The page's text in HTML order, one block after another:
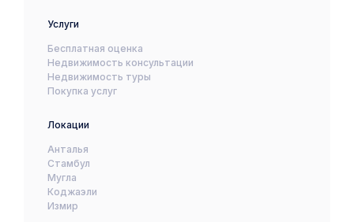
Услуги
Бесплатная оценка
Недвижимость консультации
Недвижимость туры
Покупка услуг
Локации
Анталья
Стамбул
Мугла
Коджаэли
Измир